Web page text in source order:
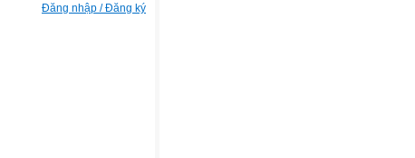
Đăng nhập / Đăng ký